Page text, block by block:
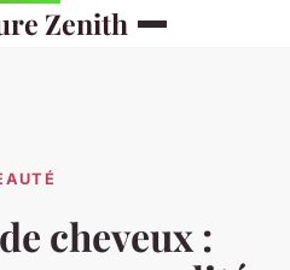
Zenith
cheveux :